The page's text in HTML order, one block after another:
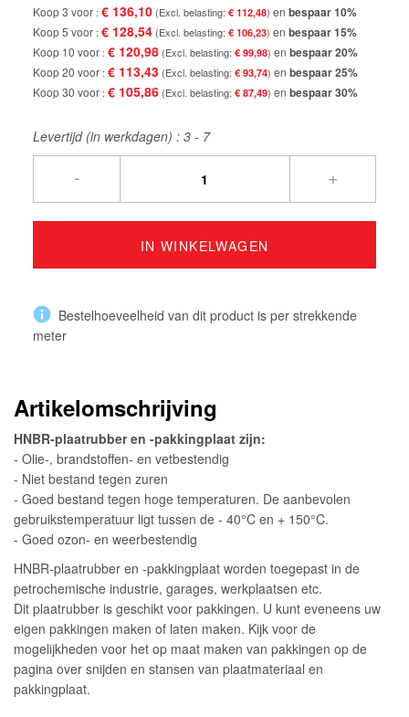
Koop 3 voor € 136,10 € 112,48 en bespaar10%
Koop 5 voor € 128,54 € 106,23 en bespaar15%
Koop 10 voor € 120,98 € 99,98 en bespaar20%
Koop 20 voor € 113,43 € 93,74 en bespaar25%
Koop 30 voor € 105,86 € 87,49 en bespaar30%
Levertijd (in werkdagen) : 3 - 7
- +
IN WINKELWAGEN
Bestelhoeveelheid van dit product is per strekkende
meter
Artikelomschrijving
HNBR-plaatrubber en -pakkingplaat zijn:
- Olie-, brandstoffen- en vetbestendig
- Niet bestand tegen zuren
- Goed bestand tegen hoge temperaturen. De aanbevolen
gebruikstemperatuur ligt tussen de - 40°C en + 150°C.
- Goed ozon- en weerbestendig
HNBR-plaatrubber en -pakkingplaat worden toegepast in de
petrochemische industrie, garages, werkplaatsen etc.
Dit plaatrubber is geschikt voor pakkingen. U kunt eveneens uw
eigen pakkingen maken of laten maken. Kijk voor de
mogelijkheden voor het op maat maken van pakkingen op de
pagina over snijden en stansen van plaatmateriaal en
pakkingplaat.